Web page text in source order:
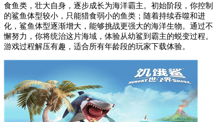
食鱼类，壮大自身，逐步成长为海洋霸主。初始阶段，你控制
的鲨鱼体型较小，只能猎食弱小的鱼类；随着持续吞噬和进
化，鲨鱼体型逐渐增大，能够挑战更强大的海洋生物。通过不
懈努力，你将统治这片海域，体验从幼鲨到霸主的蜕变过程。
游戏过程解压有趣，适合所有年龄段的玩家下载体验。